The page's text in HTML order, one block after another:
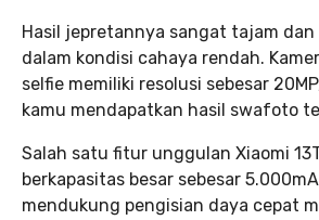
Hasil jepretannya sangat tajam dan
dalam kondisi cahaya rendah.
selfie memiliki resolusi sebesar
kamu mendapatkan hasil swafoto
Salah satu fitur unggulan Xiaomi
berkapasitas besar sebesar
mendukung pengisian daya cepat